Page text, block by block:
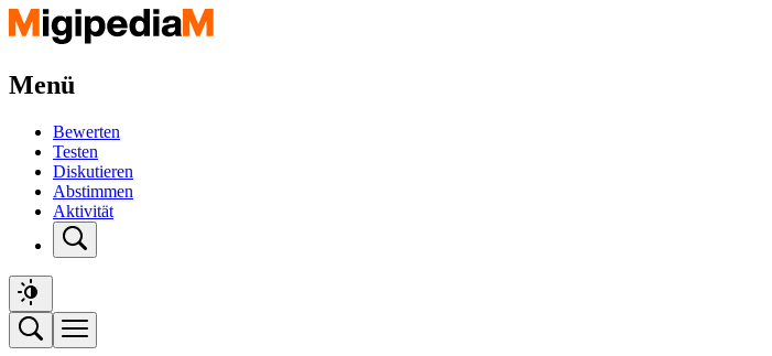
Menü
Bewerten
Testen
Diskutieren
Abstimmen
Aktivität